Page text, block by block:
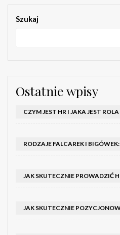
Szukaj
Ostatnie wpisy
CZYM JEST HR I JAKA JEST